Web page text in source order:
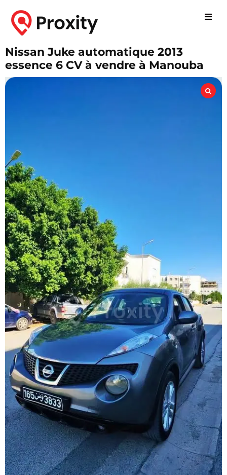
Nissan Juke automatique 2013
essence 6 CV à vendre à Manouba